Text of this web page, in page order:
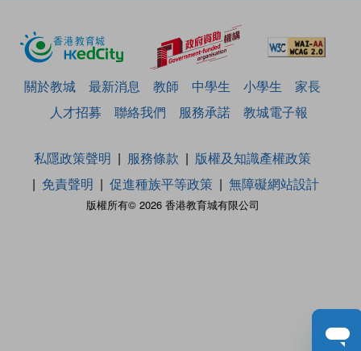
關於教城 最新消息 教師 中學生 小學生
家長
人才招募
聯絡我們 服務承諾 教城電子報
版權所有© 2026 香港教育城有限公司
私隱政策聲明 服務條款
版權及知識產權政策
免責聲明
促進種族平等政策 無障礙網站設計